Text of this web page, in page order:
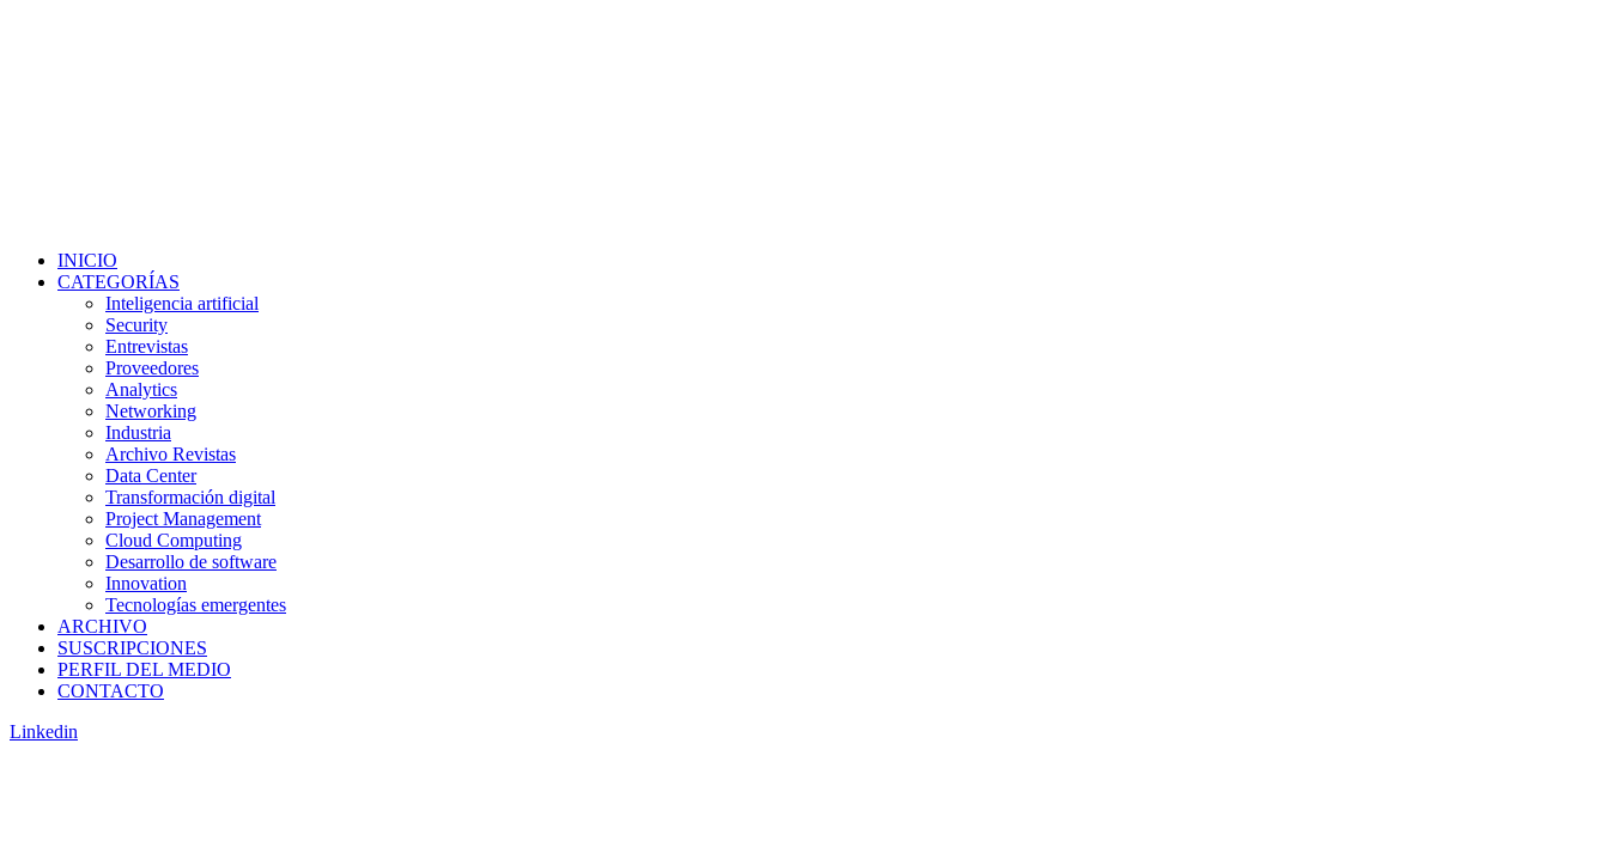
INICIO
CATEGORÍAS
Inteligencia artificial
Security
Entrevistas
Proveedores
Analytics
Networking
Industria
Archivo Revistas
Data Center
Transformación digital
Project Management
Cloud Computing
Desarrollo de software
Innovation
Tecnologías emergentes
ARCHIVO
SUSCRIPCIONES
PERFIL DEL MEDIO
CONTACTO
Linkedin